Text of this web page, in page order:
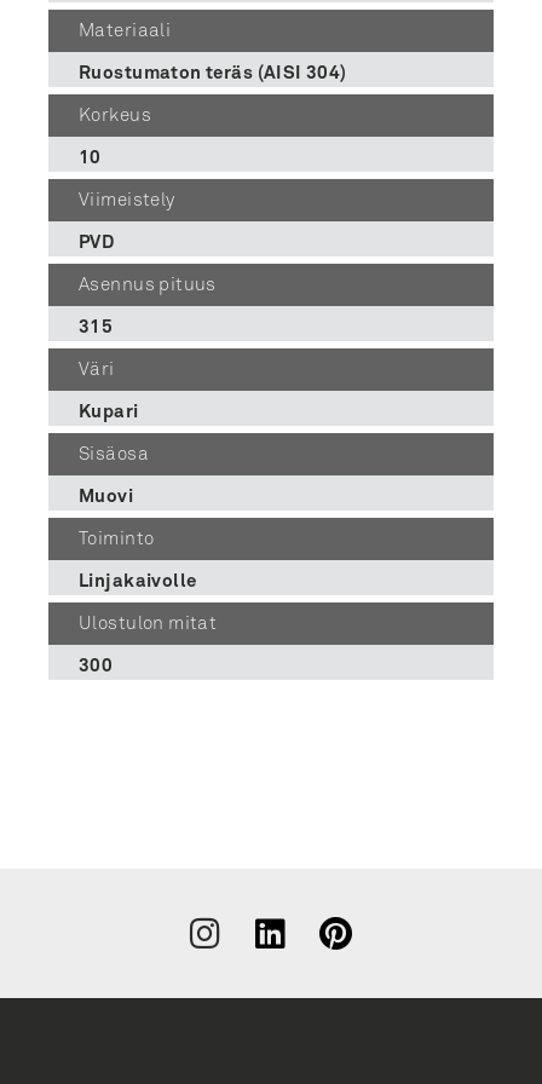
Materiaali
Ruostumaton teräs (AISI 304)
Korkeus
10
Viimeistely
PVD
Asennus pituus
315
Väri
Kupari
Sisäosa
Muovi
Toiminto
Linjakaivolle
Ulostulon mitat
300
Liity